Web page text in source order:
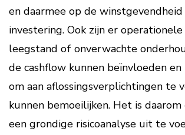
en daarmee op de winstgevendheid
investering. Ook zijn er operationele
leegstand of onverwachte
de cashflow kunnen beïnvloeden
om aan aflossingsverplichtingen te
kunnen bemoeilijken. Het is
een grondige risicoanalyse uit te